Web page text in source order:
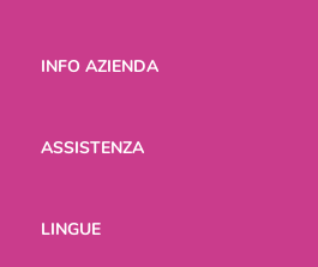
INFO AZIENDA
ASSISTENZA
LINGUE